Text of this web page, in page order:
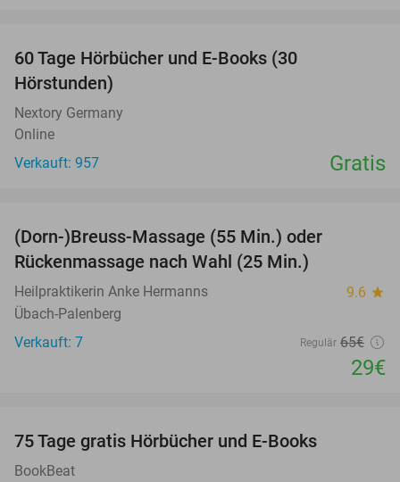
60 Tage Hörbücher und E-Books (30
Hörstunden)
Nextory Germany
Online
Verkauft: 957
Gratis
(Dorn-)Breuss-Massage (55 Min.) oder
Rückenmassage nach Wahl (25 Min.)
Heilpraktikerin Anke Hermanns 9.6 star
Übach-Palenberg
Verkauft: 7
Regulär 65€
29€
75 Tage gratis Hörbücher und E-Books
BookBeat